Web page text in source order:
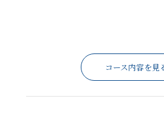
コース内容を見